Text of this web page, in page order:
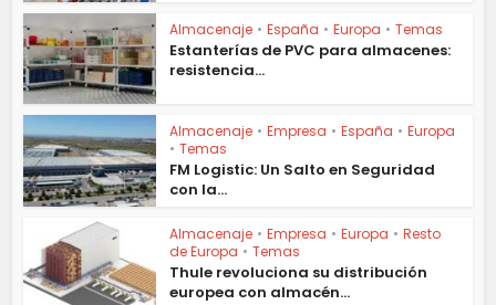
Almacenaje • España • Europa • Temas
Estanterías de PVC para almacenes:
resistencia...
Almacenaje • Empresa • España • Europa
• Temas
FM Logistic: Un Salto en Seguridad
con la...
Almacenaje • Empresa • Europa • Resto
de Europa • Temas
Thule revoluciona su distribución
europea con almacén...